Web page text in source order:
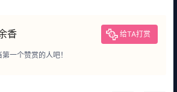
香 给TA打赏
一个赞赏的人吧！